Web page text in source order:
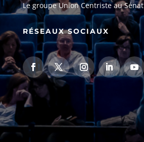
Le groupe Union Centriste au Sénat
RÉSEAUX SOCIAUX